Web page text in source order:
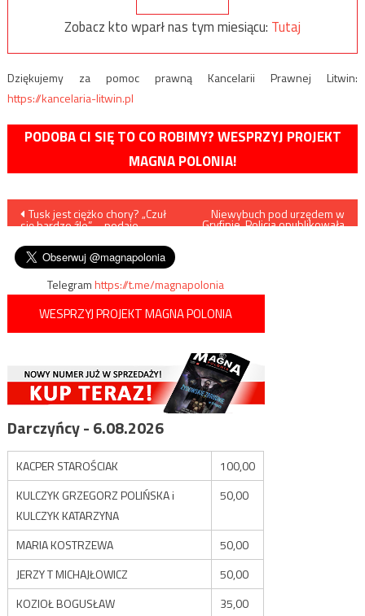
Zobacz kto wparł nas tym miesiącu: Tutaj
Dziękujemy za pomoc prawną Kancelarii Prawnej Litwin:
https://kancelaria-litwin.pl
PODOBA CI SIĘ TO CO ROBIMY? WESPRZYJ PROJEKT
MAGNA POLONIA!
Nawigacja
wpisu
Tusk jest ciężko chory? „Czuł
się bardzo źle” – podaje
Niewybuch pod urzędem w
Gryfinie. Policja opublikowała
Telegramhttps://t.me/magnapolonia
WESPRZYJ PROJEKT MAGNA POLONIA
Darczyńcy - 6.08.2026
KACPER STAROŚCIAK
100,00
KULCZYK GRZEGORZ POLIŃSKA i
KULCZYK KATARZYNA
50,00
MARIA KOSTRZEWA
50,00
JERZY T MICHAJŁOWICZ
50,00
KOZIOŁ BOGUSŁAW
35,00